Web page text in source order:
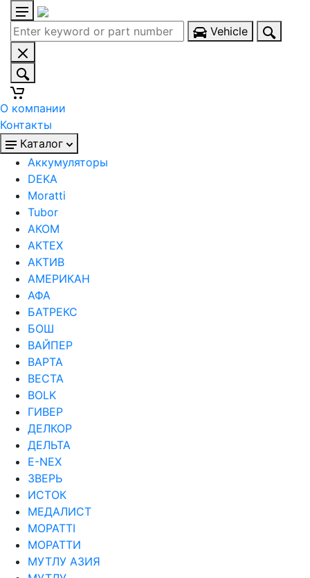
Vehicle
О компании
Контакты
Каталог
Аккумуляторы
DEKA
Moratti
Tubor
АКОМ
АКТЕХ
АКТИВ
АМЕРИКАН
АФА
БАТРЕКС
БОШ
ВАЙПЕР
ВАРТА
ВЕСТА
ВОLK
ГИВЕР
ДЕЛКОР
ДЕЛЬТА
Е-NEX
ЗВЕРЬ
ИСТОК
МЕДАЛИСТ
МОРАТТI
МОРАТТИ
МУТЛУ АЗИЯ